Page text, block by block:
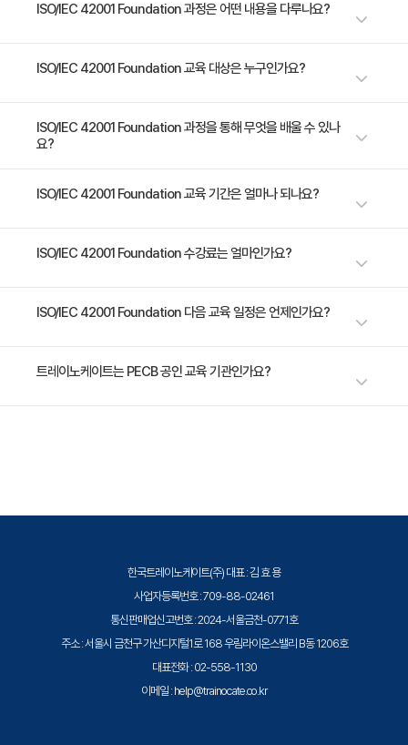
ISO/IEC 42001 Foundation 과정은 어떤 내용을 다루나요?
ISO/IEC 42001 기본(ISO/IEC 42001 Foundation) 교육 과정은 ISO/IEC
되어 AIMS에 대한 전문성을 강화할 수 있는 탄탄한 토대를 마련합니다.
ISO/IEC 42001 기본 강좌 수강은 AIMS에 대한 이해도를 높이고자 하는 프
크 관리 계획, 지원, 운영 및 성과 평가와 내부 심사, 경영검토 및 지속적 개선
수 있습니다. “PECB ISO/IEC 42001 기본 자격증 보유자(PECB
고 있음을 입증합니다. 이 자격증은 AI 거버넌스 향상에 기여하고 규정 준수
https://pecb.com/en/education-and-certification-for-
ISO/IEC 42001 Foundation 교육 대상은 누구인가요?
ISO/IEC 42001의 요구사항을 근본적으로 이해하고자 하는 프로페셔널 인
공지능경영에 대한 지식을 넓히고자 하는 관리자 및 컨설턴트 AI 시스템의
ISO/IEC 42001 Foundation 과정을 통해 무엇을 배울 수 있나
요?
1. 인공지능경영의 기본 개념과 원칙을 설명 2. 인공지능경영시스템(AIMS)
ISO/IEC 42001 Foundation 교육 기간은 얼마나 되나요?
2일 과정입니다. 상세 일정은 교육 페이지에서 확인하실 수 있습니다.
ISO/IEC 42001 Foundation 수강료는 얼마인가요?
수강료는 600,000원(VAT 별도)입니다. 고용보험 환급 및 기업 할인 혜택
ISO/IEC 42001 Foundation 다음 교육 일정은 언제인가요?
가장 가까운 교육 일정은 2026년 10월 15일입니다. 최신 일정은
트레이노케이트는 PECB 공인 교육 기관인가요?
한국트레이노케이트(주) 대표 : 김 효 용
사업자등록번호 : 709-88-02461
통신판매업신고번호 : 2024-서울금천-0771호
주소 : 서울시 금천구 가산디지털1로 168 우림라이온스밸리 B동 1206호
대표전화 : 02-558-1130
이메일 : help@trainocate.co.kr